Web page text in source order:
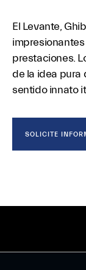
El Levante,
prestaciones.
de la idea pura
sentido innato
SOLICITE